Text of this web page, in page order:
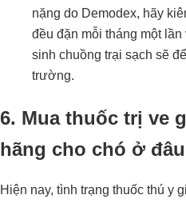
nặng do Demodex, hãy
đều đặn mỗi tháng một
sinh chuồng trại sạch sẽ
trường.
6. Mua thuốc trị ve
hãng cho chó ở
Hiện nay, tình trạng thuốc thú y